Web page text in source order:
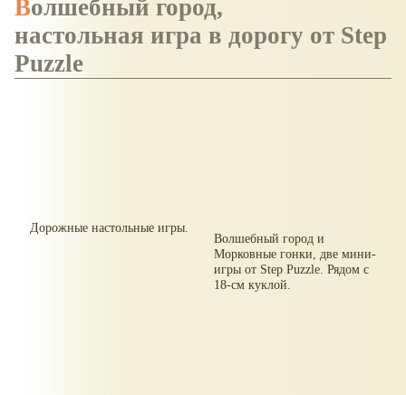
Волшебный город,
настольная игра в дорогу от Step
Puzzle
Дорожные настольные игры.
Волшебный город и
Морковные гонки, две мини-
игры от Step Puzzle. Рядом с
18-см куклой.